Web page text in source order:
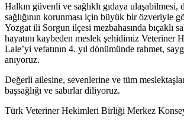
Halkın güvenli ve sağlıklı gıdaya ulaşabilmesi,
sağlığının korunması için büyük bir özveriyle
Yozgat ili Sorgun ilçesi mezbahasında bıçaklı
hayatını kaybeden meslek şehidimiz Veteriner
Lale’yi vefatının 4. yıl dönümünde rahmet,
anıyoruz.
Değerli ailesine, sevenlerine ve tüm
başsağlığı ve sabırlar diliyoruz.
Türk Veteriner Hekimleri Birliği Merkez